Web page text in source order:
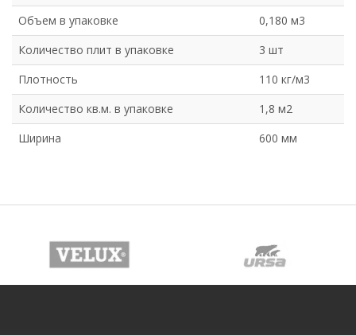
Объем в упаковке
0,180 м3
Количество плит в упаковке
3 шт
Плотность
110 кг/м3
Количество кв.м. в упаковке
1,8 м2
Ширина
600 мм